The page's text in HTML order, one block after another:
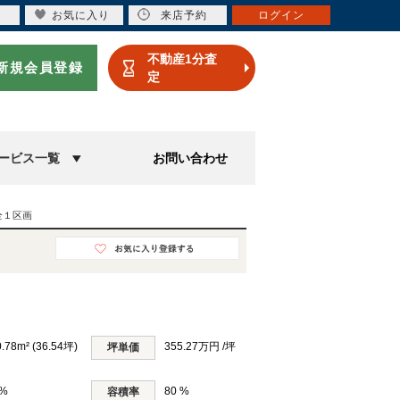
規会員登録
不動産1分査
定
ビス一覧 お問い合わせ
区画
(36.54坪) 坪単価 355.27万円 /坪
容積率 80 %
お気に入り 来店予約 ログイン